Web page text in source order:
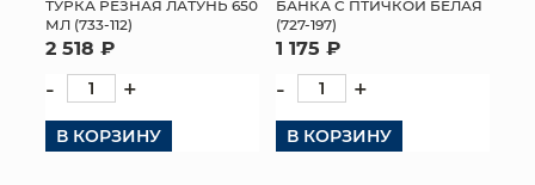
ТУРКА РЕЗНАЯ ЛАТУНЬ 650
МЛ (733-112)
2 518 ₽
- +
В КОРЗИНУ
БАНКА С ПТИЧКОЙ БЕЛАЯ
(727-197)
1 175 ₽
- +
В КОРЗИНУ